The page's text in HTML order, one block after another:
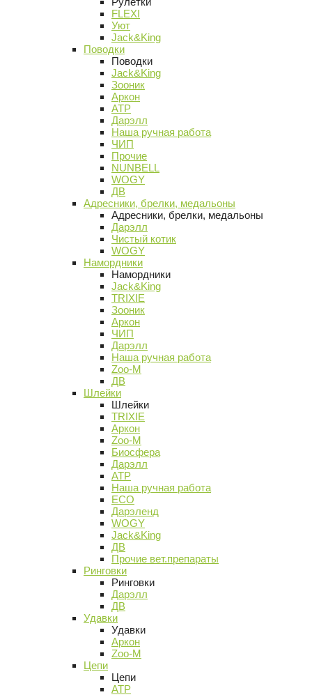
FLEXI
Уют
Jack&King
Поводки
Поводки
Jack&King
Зооник
Аркон
АТР
Дарэлл
Наша ручная работа
ЧИП
Прочие
NUNBELL
WOGY
ДВ
Адресники, брелки, медальоны
Адресники, брелки, медальоны
Дарэлл
Чистый котик
WOGY
Намордники
Намордники
Jack&King
TRIXIE
Зооник
Аркон
ЧИП
Дарэлл
Наша ручная работа
Zoo-M
ДВ
Шлейки
Шлейки
TRIXIE
Аркон
Zoo-M
Биосфера
Дарэлл
АТР
Наша ручная работа
ECO
Дарэленд
WOGY
Jack&King
ДВ
Прочие вет.препараты
Ринговки
Ринговки
Дарэлл
ДВ
Удавки
Удавки
Аркон
Zoo-M
Цепи
Цепи
АТР